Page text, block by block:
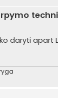
daryti apart